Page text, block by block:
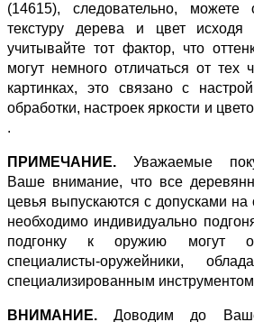
(14615), следовательно, можете
текстуру дерева и цвет
учитывайте тот фактор, что
могут немного отличаться от тех
картинках, это связано с
обработки, настроек яркости и
.
ПРИМЕЧАНИЕ. Уважаемые
Ваше внимание, что все
цевья выпускаются с допусками на
необходимо индивидуально
подгонку к оружию могут
специалисты-оружейники,
специализированным
ВНИМАНИЕ. Доводим до